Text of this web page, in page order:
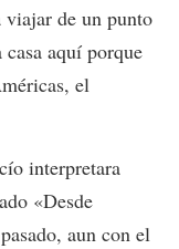
de un punto
aquí porque
el
interpretara
«Desde
aun con el